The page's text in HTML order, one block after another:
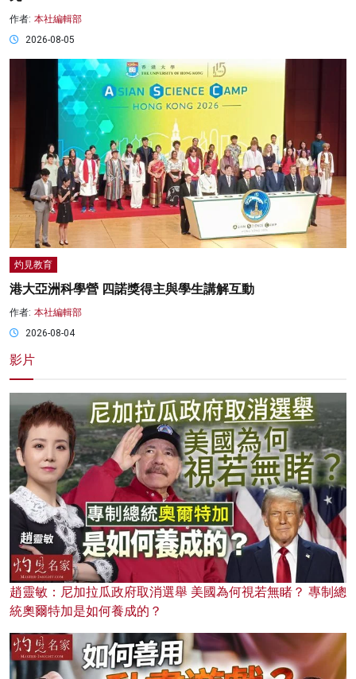
作者: 本社編輯部
2026-08-05
灼見教育
港大亞洲科學營 四諾獎得主與學生講解互動
作者: 本社編輯部
2026-08-04
影片
趙靈敏：尼加拉瓜政府取消選舉 美國為何視若無睹？ 專制總
統奧爾特加是如何養成的？